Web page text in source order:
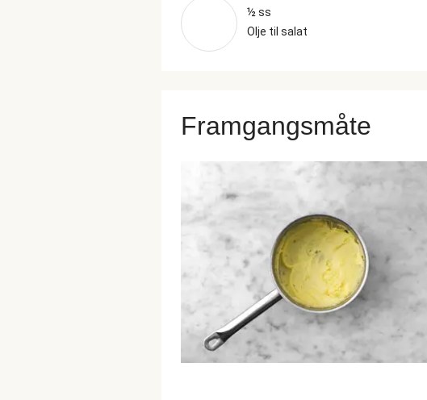
½ ss
Olje til salat
Framgangsmåte